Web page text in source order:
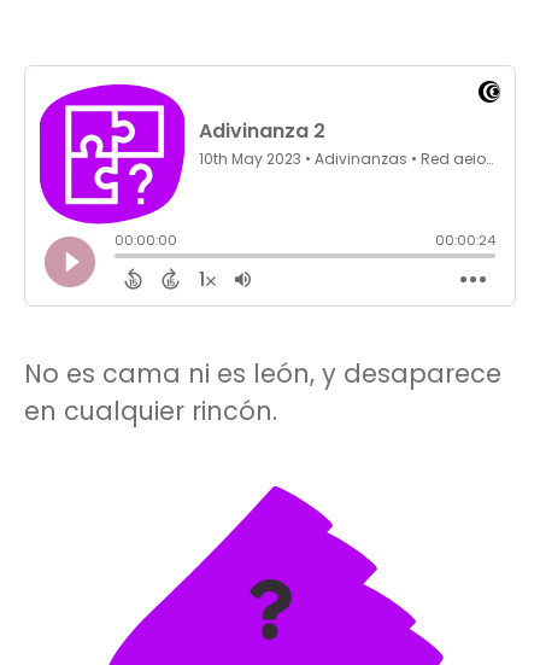
No es cama ni es león, y desaparece
en cualquier rincón.